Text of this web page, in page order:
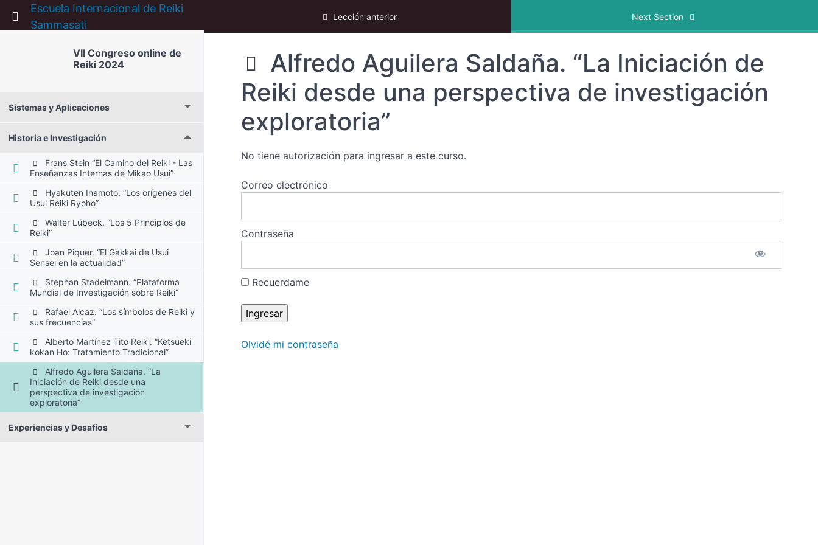
Return to course: VII Congreso online de Reiki 2024
Escuela Internacional de Reiki
Sammasati
Lección anterior Next Section
VII Congreso online de
Reiki 2024
Sistemas y Aplicaciones
Historia e Investigación
Frans Stein “El Camino del Reiki - Las
Enseñanzas Internas de Mikao Usui”
Hyakuten Inamoto. “Los orígenes del
Usui Reiki Ryoho”
Walter Lübeck. “Los 5 Principios de
Reiki”
Joan Piquer. “El Gakkai de Usui
Sensei en la actualidad”
Stephan Stadelmann. “Plataforma
Mundial de Investigación sobre Reiki”
Rafael Alcaz. “Los símbolos de Reiki y
sus frecuencias”
Alberto Martínez Tito Reiki. “Ketsueki
kokan Ho: Tratamiento Tradicional”
Alfredo Aguilera Saldaña. “La
Iniciación de Reiki desde una
perspectiva de investigación
exploratoria”
Experiencias y Desafíos
Alfredo Aguilera Saldaña. “La Iniciación de
Reiki desde una perspectiva de investigación
exploratoria”
No tiene autorización para ingresar a este curso.
Correo electrónico
Contraseña
Recuerdame
Olvidé mi contraseña